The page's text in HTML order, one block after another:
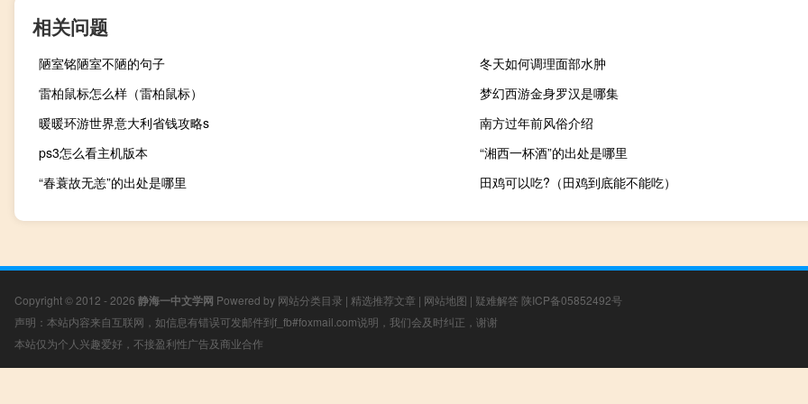
相关问题
陋室铭陋室不陋的句子
冬天如何调理面部水肿
雷柏鼠标怎么样（雷柏鼠标）
梦幻西游金身罗汉是哪集
暖暖环游世界意大利省钱攻略s
南方过年前风俗介绍
ps3怎么看主机版本
“湘西一杯酒”的出处是哪里
“春蓑故无恙”的出处是哪里
田鸡可以吃?（田鸡到底能不能吃）
Copyright © 2012 - 2026 静海一中文学网 Powered by 网站分类目录 | 精选推荐文章 | 网站地图 | 疑难解答 陕ICP备05852492号
声明：本站内容来自互联网，如信息有错误可发邮件到f_fb#foxmail.com说明，我们会及时纠正，谢谢
本站仅为个人兴趣爱好，不接盈利性广告及商业合作